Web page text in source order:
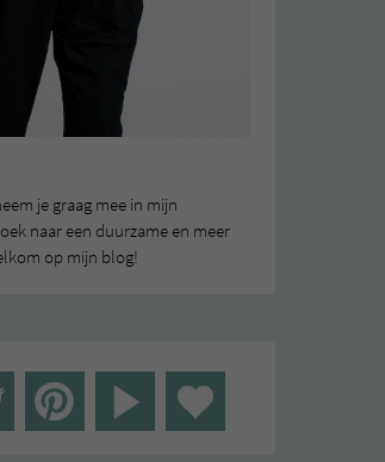
je graag mee in mijn
naar een duurzame en meer
op mijn blog!